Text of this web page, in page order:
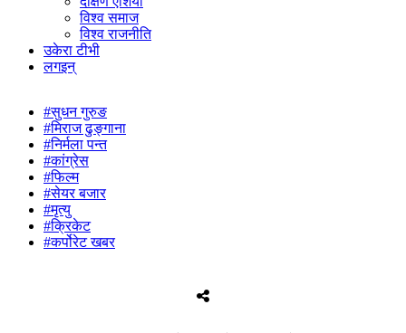
विश्व समाज
विश्व राजनीति
उकेरा टीभी
लगइन्
#सुधन गुरुङ
#मिराज ढुङ्गाना
#निर्मला पन्त
#कांग्रेस
#फिल्म
#सेयर बजार
#मृत्यु
#क्रिकेट
#कर्पोरेट खबर